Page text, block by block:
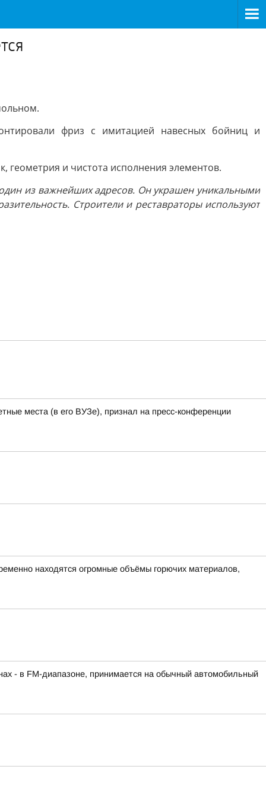
фриз с имитацией навесных бойниц и
геометрия и чистота исполнения элементов.
из важнейших адресов. Он украшен уникальными
Строители и реставраторы используют
места (в его ВУЗе), признал на пресс-конференции
находятся огромные объёмы горючих материалов,
- в FM-диапазоне, принимается на обычный автомобильный